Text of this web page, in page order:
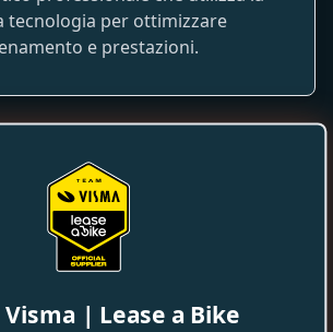
tecnologia per ottimizzare
e prestazioni.
Visma | Lease a Bike